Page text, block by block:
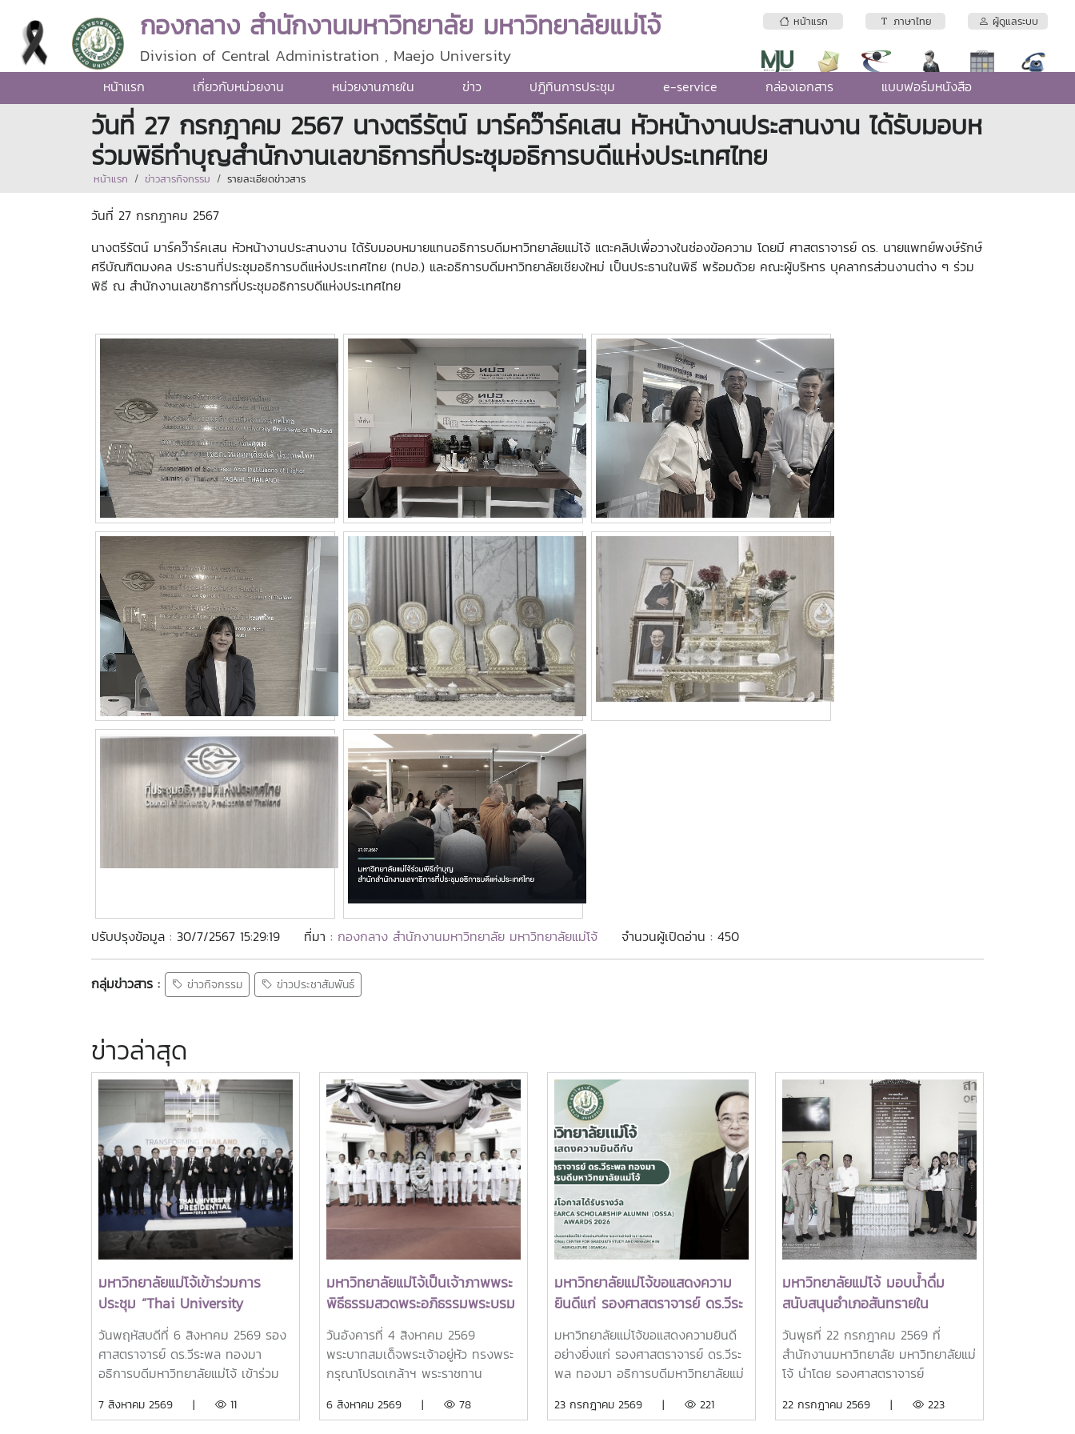
หน้าแรก ภาษาไทย ผู้ดูแลระบบ
กองกลาง สำนักงานมหาวิทยาลัย มหาวิทยาลัยแม่โจ้
Division of Central Administration , Maejo University
หน้าแรก เกี่ยวกับหน่วยงาน หน่วยงานภายใน ข่าว ปฎิทินการประชุม e-service กล่องเอกสาร แบบฟอร์มหนังสือ
วันที่ 27 กรกฎาคม 2567 นางตรีรัตน์ มาร์คว๊าร์คเสน หัวหน้างานประสานงาน ได้รับมอบห
ร่วมพิธีทำบุญสำนักงานเลขาธิการที่ประชุมอธิการบดีแห่งประเทศไทย
หน้าแรก ข่าวสารกิจกรรม รายละเอียดข่าวสาร
วันที่ 27 กรกฎาคม 2567
นางตรีรัตน์ มาร์คว๊าร์คเสน หัวหน้างานประสานงาน ได้รับมอบหมายแทนอธิการบดีมหาวิทยาลัยแม่โจ้ แตะคลิปเพื่อวางในช่องข้อความ โดยมี ศาสตราจารย์ ดร. นายแพทย์พงษ์รักษ์
ศรีบัณฑิตมงคล ประธานที่ประชุมอธิการบดีแห่งประเทศไทย (ทปอ.) และอธิการบดีมหาวิทยาลัยเชียงใหม่ เป็นประธานในพิธี พร้อมด้วย คณะผู้บริหาร บุคลากรส่วนงานต่าง ๆ ร่วม
พิธี ณ สำนักงานเลขาธิการที่ประชุมอธิการบดีแห่งประเทศไทย
ปรับปรุงข้อมูล : 30/7/2567 15:29:19 ที่มา : กองกลาง สำนักงานมหาวิทยาลัย มหาวิทยาลัยแม่โจ้ จำนวนผู้เปิดอ่าน : 450
กลุ่มข่าวสาร : ข่าวกิจกรรม ข่าวประชาสัมพันธ์
ข่าวล่าสุด
มหาวิทยาลัยแม่โจ้เข้าร่วมการ
ประชุม “Thai University
Presidential Forum 2026
วันพฤหัสบดีที่ 6 สิงหาคม 2569 รอง
ศาสตราจารย์ ดร.วีระพล ทองมา
อธิการบดีมหาวิทยาลัยแม่โจ้ เข้าร่วม
University Presidents Forum
7 สิงหาคม 2569 | 11
มหาวิทยาลัยแม่โจ้เป็นเจ้าภาพพระ
พิธีธรรมสวดพระอภิธรรมพระบรม
ศพสมเด็จพระนางเจ้าสิริกิติ์
พระบรมราชินีนาถ พระบรมราช
ชนนีพันปีหลวง พร้อมเข้ากราบ
ถวายบังคมพระศพ สมเด็จพระเจ้า
ลูกเธอ เจ้าฟ้าพัชรกิติยาภา นเรนทิ
วันอังคารที่ 4 สิงหาคม 2569
พระบาทสมเด็จพระเจ้าอยู่หัว ทรงพระ
กรุณาโปรดเกล้าฯ พระราชทาน
ศาสตราจารย์ ดร.วีระพล ทองมา
6 สิงหาคม 2569 | 78
มหาวิทยาลัยแม่โจ้ขอแสดงความ
ยินดีแก่ รองศาสตราจารย์ ดร.วีระ
พล ทองมา อธิการบดีมหาวิทยาลัย
แม่โจ้ ในโอกาสได้รับรางวัล
Outstanding SEARCA
Awards 2026
มหาวิทยาลัยแม่โจ้ขอแสดงความยินดี
อย่างยิ่งแก่ รองศาสตราจารย์ ดร.วีระ
พล ทองมา อธิการบดีมหาวิทยาลัยแม่
ได้รับรางวัล Outstanding SEARCA
23 กรกฎาคม 2569 | 221
มหาวิทยาลัยแม่โจ้ มอบน้ำดื่ม
สนับสนุนอำเภอสันทรายใน
กิจกรรม "จิตอาสาพัฒนาภูมิทัศน์"
และกิจกรรมต่างๆของอำเภอ
สันทราย
วันพุธที่ 22 กรกฎาคม 2569 ที่
สำนักงานมหาวิทยาลัย มหาวิทยาลัยแม่
โจ้ นำโดย รองศาสตราจารย์
อธิการบดี พร้อมด้วยคณะผู้บริหาร
22 กรกฎาคม 2569 | 223